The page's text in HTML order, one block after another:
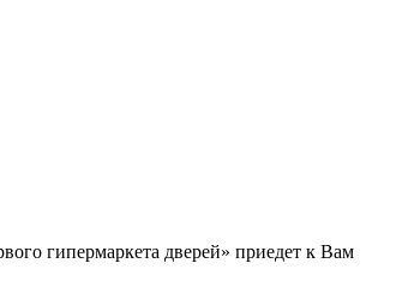
гипермаркета дверей» приедет к Вам